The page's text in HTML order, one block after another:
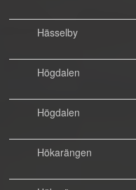
Hässelby
Högdalen
Högdalen
Hökarängen